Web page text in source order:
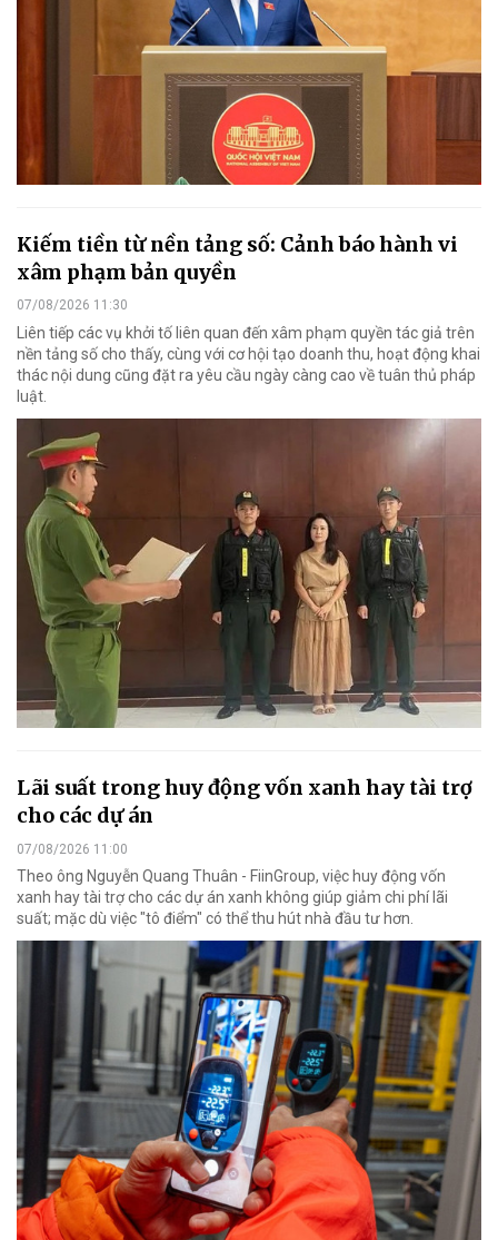
Kiếm tiền từ nền tảng số: Cảnh báo hành vi
xâm phạm bản quyền
07/08/2026 11:30
Liên tiếp các vụ khởi tố liên quan đến xâm phạm quyền tác giả trên
nền tảng số cho thấy, cùng với cơ hội tạo doanh thu, hoạt động khai
thác nội dung cũng đặt ra yêu cầu ngày càng cao về tuân thủ pháp
luật.
Lãi suất trong huy động vốn xanh hay tài trợ
cho các dự án
07/08/2026 11:00
Theo ông Nguyễn Quang Thuân - FiinGroup, việc huy động vốn
xanh hay tài trợ cho các dự án xanh không giúp giảm chi phí lãi
suất; mặc dù việc "tô điểm" có thể thu hút nhà đầu tư hơn.